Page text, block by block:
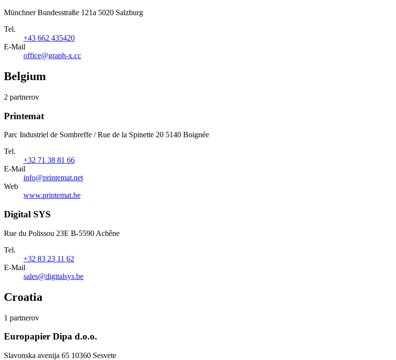
Münchner Bundesstraße 121a 5020 Salzburg
Tel.
+43 662 435420
E-Mail
office@graph-x.cc
Belgium
2 partnerov
Printemat
Parc Industriel de Sombreffe / Rue de la Spinette 20 5140 Boignée
Tel.
+32 71 38 81 66
E-Mail
info@printemat.net
Web
www.printemat.be
Digital SYS
Rue du Polissou 23E B-5590 Achêne
Tel.
+32 83 23 11 62
E-Mail
sales@digitalsys.be
Croatia
1 partnerov
Europapier Dipa d.o.o.
Slavonska avenija 65 10360 Sesvete